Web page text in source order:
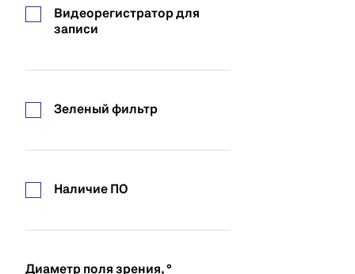
Китай
Видеорегистратор для
записи
Зеленый фильтр
Наличие ПО
Диаметр поля зрения, °